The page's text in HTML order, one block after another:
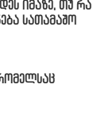
იმაზე, თუ რა
სათამაშო